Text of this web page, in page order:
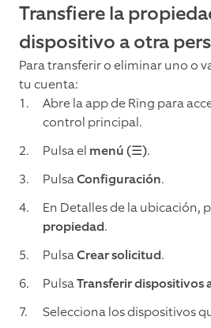
Transfiere la
dispositivo a otra
Para transferir o eliminar uno o
tu cuenta:
Abre la app de Ring para
control principal.
Pulsa el menú (☰).
PulsaConfiguración.
En Detalles de la ubicación,
propiedad.
PulsaCrear solicitud.
PulsaTransferir dispositivos
Selecciona los dispositivos